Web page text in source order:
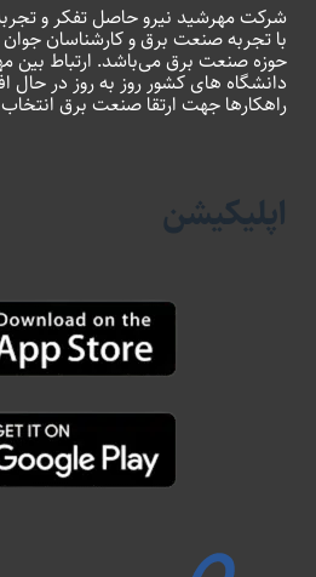
شرکت مهرشید نیرو حاصل تفکر و
با تجربه صنعت برق و کارشناسان جوان
حوزه صنعت برق می‌باشد. ارتباط بین
دانشگاه های کشور روز به روز در حال
راهکارها جهت ارتقا صنعت برق
اپلیکیشن